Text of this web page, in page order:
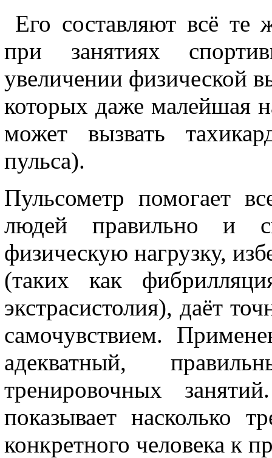
Его составляют всё
при занятиях
увеличении физической
которых даже малейшая
может вызвать
пульса).
Пульсометр помогает
людей правильно и
физическую нагрузку,
(таких как
экстрасистолия), даёт
самочувствием.
адекватный,
тренировочных
показывает насколько
конкретного человека к